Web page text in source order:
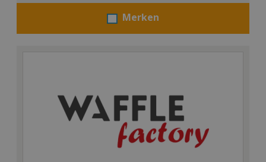
Merken